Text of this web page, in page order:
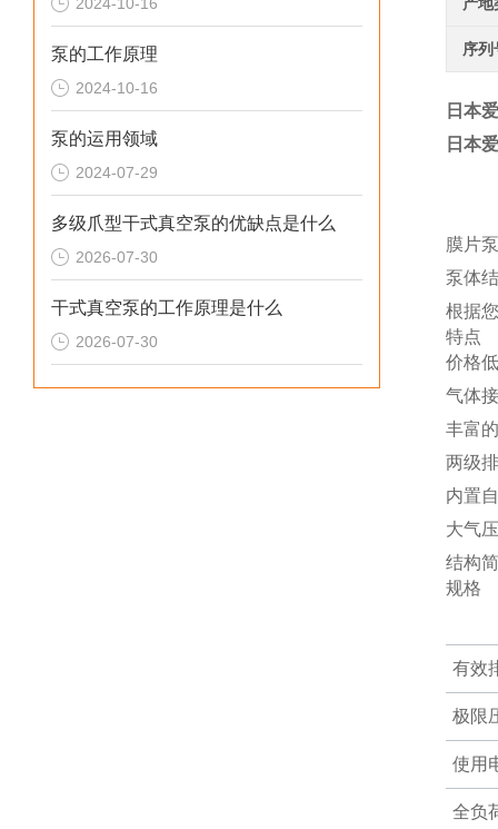
泵的工作原理
2024-10-16
泵的运用领域
2024-07-29
多级爪型干式真空泵的优缺点是什么
2026-07-30
干式真空泵的工作原理是什么
2026-07-30
序列
日本
日本
膜片
泵体
根据
特点
价格
气体
丰富
两级
内置
大气
结构
规格
有效
极限
使用
全负